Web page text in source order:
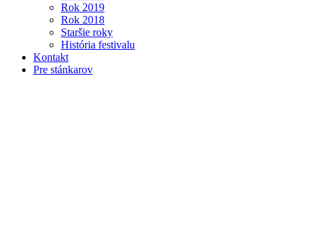
Rok 2019
Rok 2018
Staršie roky
História festivalu
Kontakt
Pre stánkarov